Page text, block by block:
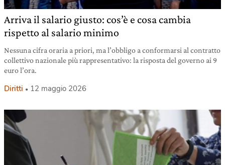
Arriva il salario giusto: cos’è e cosa cambia
rispetto al salario minimo
Nessuna cifra oraria a priori, ma l’obbligo a conformarsi al contratto
collettivo nazionale più rappresentativo: la risposta del governo ai 9
euro l’ora.
Diritti 12 maggio 2026